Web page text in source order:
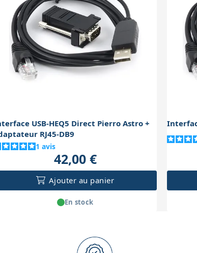
USB-HEQ5 Direct Pierro Astro +
RJ45-DB9
1 avis
42,00 €
Ajouter au panier
En stock